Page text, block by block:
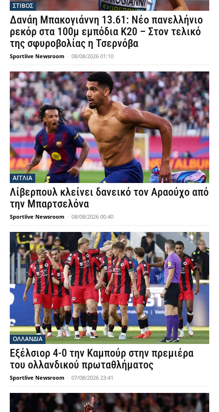
ΣΤΙΒΟΣ
Δανάη Μπακογιάννη 13.61: Νέο πανελλήνιο
ρεκόρ στα 100μ εμπόδια Κ20 – Στον τελικό
της σφυροβολίας η Τσερνόβα
Sportlive Newsroom - 08/08/2026 01:10
ΑΓΓΛΙΑ
Λίβερπουλ κλείνει δανεικό τον Αραούχο από
την Μπαρτσελόνα
Sportlive Newsroom - 08/08/2026 00:40
OΛΛΑΝΔΊΑ
Εξέλσιορ 4-0 την Καμπούρ στην πρεμιέρα
του ολλανδικού πρωταθλήματος
Sportlive Newsroom - 07/08/2026 23:41